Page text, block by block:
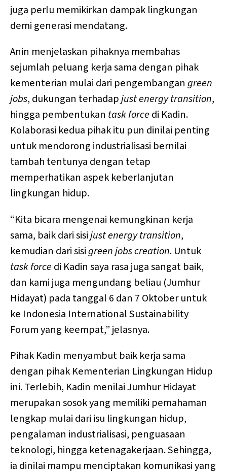
juga perlu memikirkan dampak lingkungan
demi generasi mendatang.
Anin menjelaskan pihaknya membahas
sejumlah peluang kerja sama dengan pihak
kementerian mulai dari pengembangan green
jobs, dukungan terhadapjust energy transition,
hingga pembentukan task force di Kadin.
Kolaborasi kedua pihak itu pun dinilai penting
untuk mendorong industrialisasi bernilai
tambah tentunya dengan tetap
memperhatikan aspek keberlanjutan
lingkungan hidup.
“Kita bicara mengenai kemungkinan kerja
sama, baik dari sisijust energy transition,
kemudian dari sisigreen jobs creation. Untuk
task force di Kadin saya rasa juga sangat baik,
dan kami juga mengundang beliau (Jumhur
Hidayat) pada tanggal 6 dan 7 Oktober untuk
ke Indonesia International Sustainability
Forum yang keempat,” jelasnya.
Pihak Kadin menyambut baik kerja sama
dengan pihak Kementerian Lingkungan Hidup
ini. Terlebih, Kadin menilai Jumhur Hidayat
merupakan sosok yang memiliki pemahaman
lengkap mulai dari isu lingkungan hidup,
pengalaman industrialisasi, penguasaan
teknologi, hingga ketenagakerjaan. Sehingga,
ia dinilai mampu menciptakan komunikasi yang